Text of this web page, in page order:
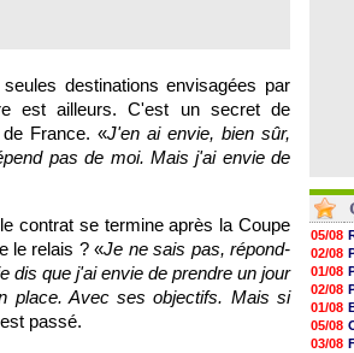
destinations envisagées par
est ailleurs. C'est un secret de
France. «J'en ai envie, bien sûr,
pas de moi. Mais j'ai envie de
contrat se termine après la Coupe
le relais ? «Je ne sais pas, répond-
dis que j'ai envie de prendre un jour
place. Avec ses objectifs. Mais si
passé.
05/08
02/08
01/08
02/08
01/08
05/08
03/08